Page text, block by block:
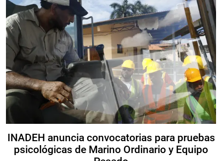
INADEH anuncia convocatorias para pruebas
psicológicas de Marino Ordinario y Equipo